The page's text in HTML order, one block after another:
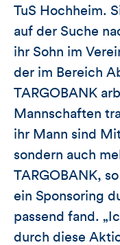
TuS Hochheim.
auf der Suche
ihr Sohn im
der im Bereich
TARGOBANK
Mannschaften
ihr Mann sind
sondern auch
TARGOBANK,
ein Sponsoring
passend fand.
durch diese